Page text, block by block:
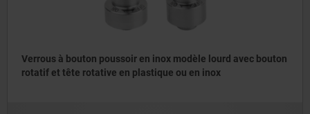
Verrous à bouton poussoir en inox modèle lourd avec bouton
rotatif et tête rotative en plastique ou en inox